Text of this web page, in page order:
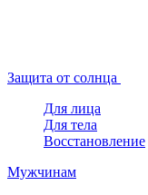
Защита от солнца
Для лица
Для тела
Восстановление
Мужчинам